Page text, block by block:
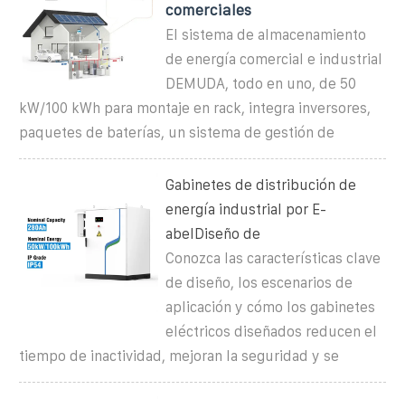
comerciales
El sistema de almacenamiento
de energía comercial e industrial
DEMUDA, todo en uno, de 50
kW/100 kWh para montaje en rack, integra inversores,
paquetes de baterías, un sistema de gestión de
Gabinetes de distribución de
energía industrial por E-
abelDiseño de
Conozca las características clave
de diseño, los escenarios de
aplicación y cómo los gabinetes
eléctricos diseñados reducen el
tiempo de inactividad, mejoran la seguridad y se